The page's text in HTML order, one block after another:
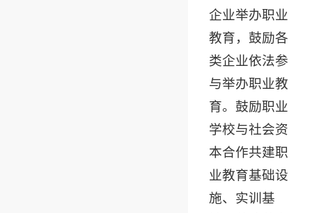
企业举办职业
教育，鼓励各
类企业依法参
与举办职业教
育。鼓励职业
学校与社会资
本合作共建职
业教育基础设
施、实训基